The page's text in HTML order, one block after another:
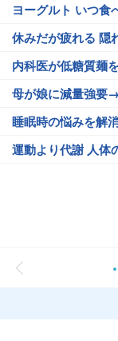
ヨーグルト いつ食
休みだが疲れる 隠
内科医が低糖質麺
母が娘に減量強要
睡眠時の悩みを解
運動より代謝 人体